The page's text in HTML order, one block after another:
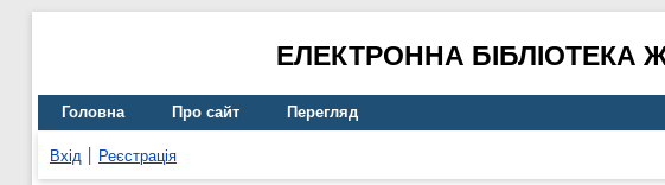
ЕЛЕКТРОННА
Головна Про сайт Перегляд
Вхід Реєстрація